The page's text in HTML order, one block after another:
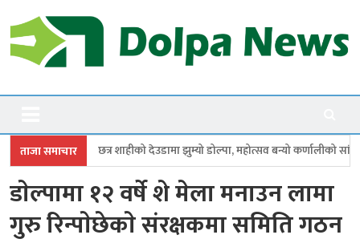
to
content
Dolpanews
ताजा समाचार
देउडामा झुम्यो डोल्पा, महोत्सव बन्यो कर्णालीको सांगीतिक उत्सव
डाेल्पामा १२ वर्षे शे मेला मनाउन लामा
गुरु रिन्पाेछेकाे संरक्षकमा समिति गठन